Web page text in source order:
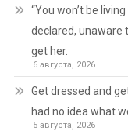
“You won’t be
declared, unaware
get her.
6 августа, 2026
Get dressed and
had no idea what
5 августа, 2026